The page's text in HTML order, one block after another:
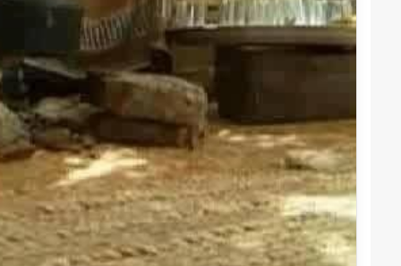
السريع
قطاع
ولاية
شرق
دارفور
موسم
الحصاد
2022-12-08
قوات الدعم السريع
دارفور تؤمن موسم